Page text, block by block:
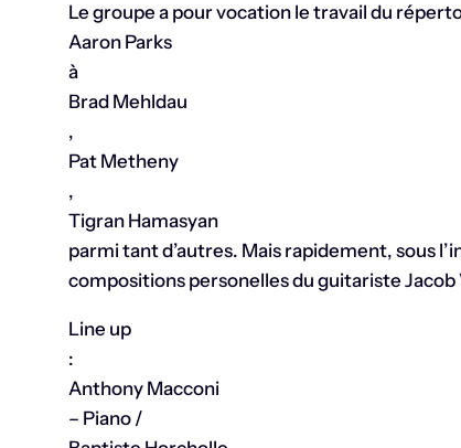
Le groupe a pour vocation le travail du
Aaron Parks
à
Brad Mehldau
,
Pat Metheny
,
Tigran Hamasyan
parmi tant d’autres. Mais rapidement, sous
compositions personelles du guitariste
Line up
:
Anthony Macconi
– Piano /